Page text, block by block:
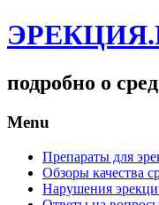
подробно о
Menu
Препараты для
Обзоры качества
Нарушения